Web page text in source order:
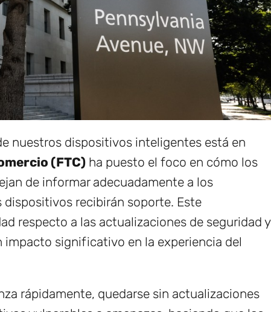
nuestros dispositivos inteligentes está en
(FTC) ha puesto el foco en cómo los
de informar adecuadamente a los
recibirán soporte. Este
respecto a las actualizaciones de seguridad y
significativo en la experiencia del
rápidamente, quedarse sin actualizaciones